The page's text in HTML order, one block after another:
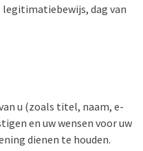
dag van
u (zoals titel, naam, e-
en uw wensen voor uw
dienen te houden.